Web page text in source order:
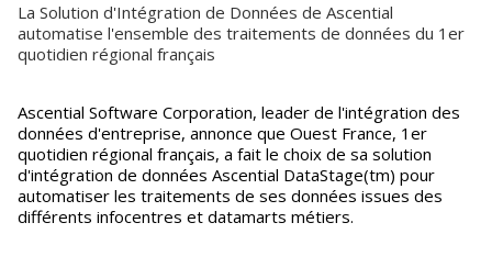
La Solution d'Intégration de Données de Ascential
automatise l'ensemble des traitements de données du 1er
quotidien régional français
Ascential Software Corporation, leader de l'intégration des
données d'entreprise, annonce que Ouest France, 1er
quotidien régional français, a fait le choix de sa solution
d'intégration de données Ascential DataStage(tm) pour
automatiser les traitements de ses données issues des
différents infocentres et datamarts métiers.